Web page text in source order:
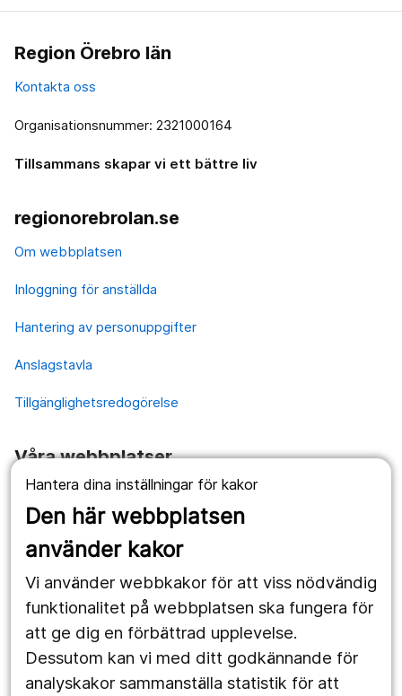
Hantera dina inställningar för kakor
Den här webbplatsen
använder kakor
Vi använder webbkakor för att viss nödvändig
funktionalitet på webbplatsen ska fungera för
att ge dig en förbättrad upplevelse.
Dessutom kan vi med ditt godkännande för
analyskakor sammanställa statistik för att
Region Örebro län
Kontakta oss
Organisationsnummer: 2321000164
Tillsammans skapar vi ett bättre liv
regionorebrolan.se
Om webbplatsen
Inloggning för anställda
Hantering av personuppgifter
Anslagstavla
Tillgänglighetsredogörelse
Våra webbplatser
1177.se
Länstrafiken
Utveckling
Följ oss